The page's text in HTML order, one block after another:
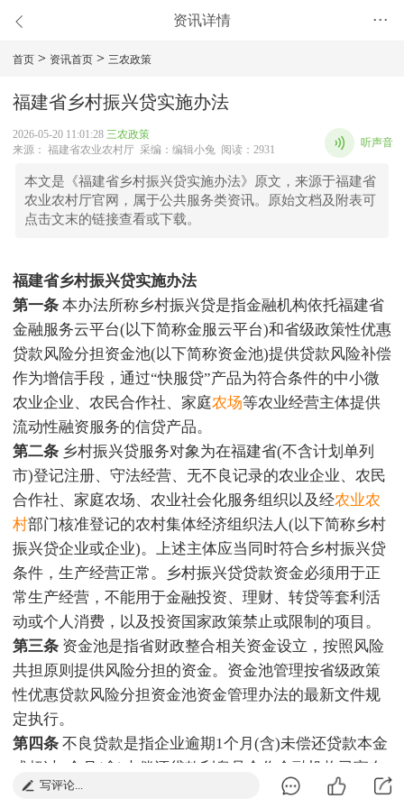
资讯详情 •••
首页 > 资讯首页 > 三农政策
福建省乡村振兴贷实施办法
2026-05-20 11:01:28 三农政策
来源： 福建省农业农村厅 采编：编辑小兔 阅读：2931
听声音
本文是《福建省乡村振兴贷实施办法》原文，来源于福建省
农业农村厅官网，属于公共服务类资讯。原始文档及附表可
点击文末的链接查看或下载。
福建省乡村振兴贷实施办法
第一条 本办法所称乡村振兴贷是指金融机构依托福建省
金融服务云平台(以下简称金服云平台)和省级政策性优惠
贷款风险分担资金池(以下简称资金池)提供贷款风险补偿
作为增信手段，通过“快服贷”产品为符合条件的中小微
农业企业、农民合作社、家庭农场等农业经营主体提供
流动性融资服务的信贷产品。
第二条 乡村振兴贷服务对象为在福建省(不含计划单列
市)登记注册、守法经营、无不良记录的农业企业、农民
合作社、家庭农场、农业社会化服务组织以及经农业农
村部门核准登记的农村集体经济组织法人(以下简称乡村
振兴贷企业或企业)。上述主体应当同时符合乡村振兴贷
条件，生产经营正常。乡村振兴贷贷款资金必须用于正
常生产经营，不能用于金融投资、理财、转贷等套利活
动或个人消费，以及投资国家政策禁止或限制的项目。
第三条 资金池是指省财政整合相关资金设立，按照风险
共担原则提供风险分担的资金。资金池管理按省级政策
性优惠贷款风险分担资金池资金管理办法的最新文件规
定执行。
第四条 不良贷款是指企业逾期1个月(含)未偿还贷款本金
或超过2个月(含)未偿还贷款利息且合作金融机构已宣布
提前到期的贷款。
写评论...